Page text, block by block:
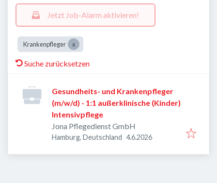
Jetzt Job-Alarm aktivieren!
Krankenpfleger
Suche zurücksetzen
Gesundheits- und Krankenpfleger
(m/w/d) - 1:1 außerklinische (Kinder)
Intensivpflege
Jona Pflegedienst GmbH
Hamburg, Deutschland Veröffentlicht
4.6.2026